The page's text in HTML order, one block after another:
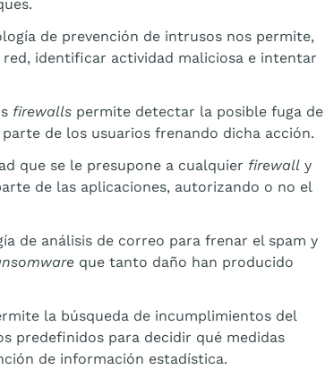
de prevención de intrusos nos permite,
identificar actividad maliciosa e intentar
firewalls permite detectar la posible fuga de
de los usuarios frenando dicha acción.
que se le presupone a cualquier firewall y
de las aplicaciones, autorizando o no el
de análisis de correo para frenar el spam y
que tanto daño han producido
la búsqueda de incumplimientos del
predefinidos para decidir qué medidas
de información estadística.